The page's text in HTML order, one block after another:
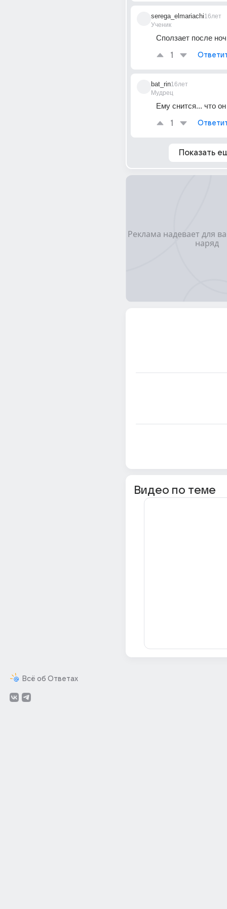
Всё об Ответах
serega_elmariachi
Ученик
16лет
Сползает после
1
bat_rin
Мудрец
16лет
Ему снится... что
1
Показать
Видео по теме